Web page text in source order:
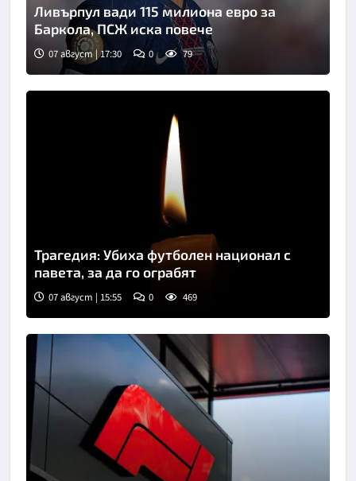
Ливърпул вади 115 милиона евро за
Баркола, ПСЖ иска повече
07 август | 17:30 0 79
Трагедия: Убиха футболен национал с
павета, за да го ограбят
07 август | 15:55 0 469